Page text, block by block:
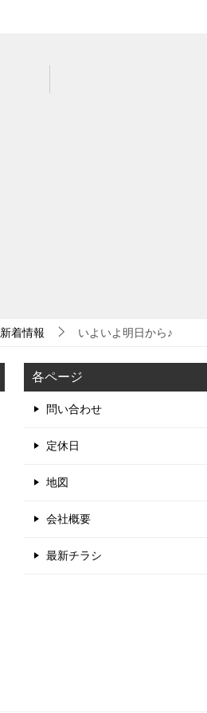
新着情報 いよいよ明日から♪
各ページ
問い合わせ
定休日
地図
会社概要
最新チラシ